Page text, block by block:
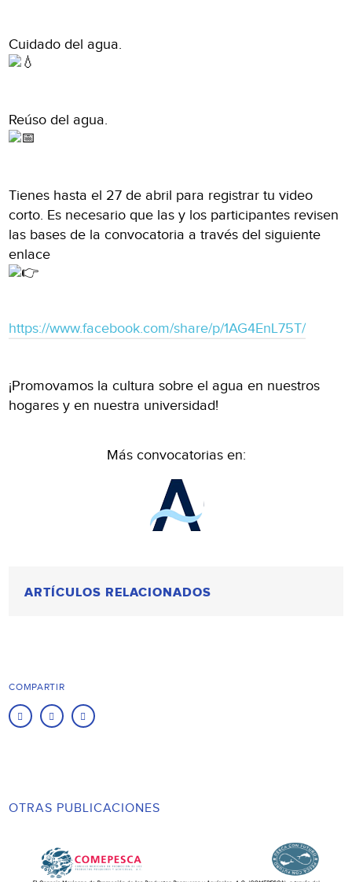
Cuidado del agua.
Reúso del agua.
Tienes hasta el 27 de abril para registrar tu video
corto. Es necesario que las y los participantes revisen
las bases de la convocatoria a través del siguiente
enlace
https://www.facebook.com/share/p/1AG4EnL75T/
¡Promovamos la cultura sobre el agua en nuestros
hogares y en nuestra universidad!
Más convocatorias en:
ARTÍCULOS RELACIONADOS
COMPARTIR
OTRAS PUBLICACIONES